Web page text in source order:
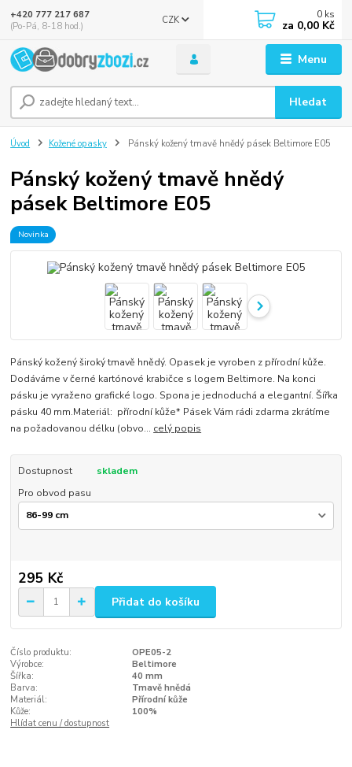
Menu
CZK
Hledat
+420 777 217 687
(Po-Pá, 8-18 hod.)
0 ks
za 0,00 Kč
Úvod Kožené opasky Pánský kožený tmavě hnědý pásek Beltimore E05
Pánský kožený tmavě hnědý
pásek Beltimore E05
Novinka
Pánský kožený široký tmavě hnědý. Opasek je vyroben z přírodní kůže.
Dodáváme v černé kartónové krabičce s logem Beltimore. Na konci
pásku je vyraženo grafické logo. Spona je jednoduchá a elegantní. Šířka
pásku 40 mm.Materiál: přírodní kůže* Pásek Vám rádi zdarma zkrátíme
na požadovanou délku (obvo... celý popis
Dostupnost
skladem
Pro obvod pasu
295 Kč
Přidat do košíku
Číslo produktu:
OPE05-2
Výrobce:
Beltimore
Šířka:
40 mm
Barva:
Tmavě hnědá
Materiál:
Přírodní kůže
Kůže:
100%
Hlídat cenu / dostupnost